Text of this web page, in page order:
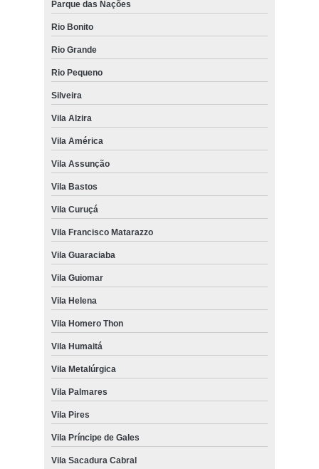
Parque das Nações
Rio Bonito
Rio Grande
Rio Pequeno
Silveira
Vila Alzira
Vila América
Vila Assunção
Vila Bastos
Vila Curuçá
Vila Francisco Matarazzo
Vila Guaraciaba
Vila Guiomar
Vila Helena
Vila Homero Thon
Vila Humaitá
Vila Metalúrgica
Vila Palmares
Vila Pires
Vila Príncipe de Gales
Vila Sacadura Cabral